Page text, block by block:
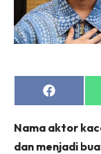
Share
on
Nama aktor
dan menjadi